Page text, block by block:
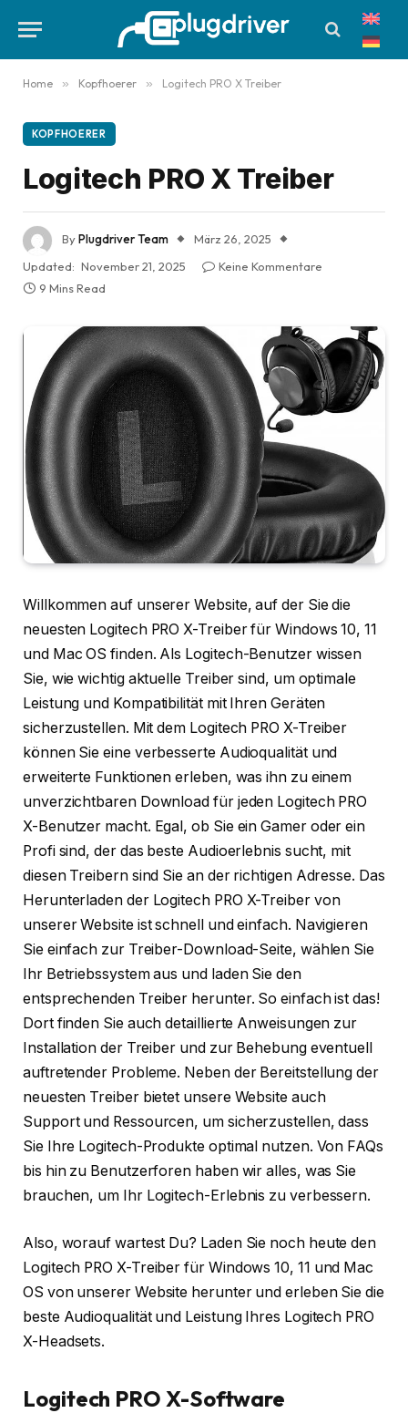
Home » Kopfhoerer » Logitech PRO X Treiber
KOPFHOERER
Logitech PRO X Treiber
ByPlugdriver Team
März 26, 2025
Updated: November 21, 2025
Keine Kommentare
9 Mins Read
Willkommen auf unserer Website, auf der Sie die
neuesten Logitech PRO X-Treiber für Windows 10, 11
und Mac OS finden. Als Logitech-Benutzer wissen
Sie, wie wichtig aktuelle Treiber sind, um optimale
Leistung und Kompatibilität mit Ihren Geräten
sicherzustellen. Mit dem Logitech PRO X-Treiber
können Sie eine verbesserte Audioqualität und
erweiterte Funktionen erleben, was ihn zu einem
unverzichtbaren Download für jeden Logitech PRO
X-Benutzer macht. Egal, ob Sie ein Gamer oder ein
Profi sind, der das beste Audioerlebnis sucht, mit
diesen Treibern sind Sie an der richtigen Adresse. Das
Herunterladen der Logitech PRO X-Treiber von
unserer Website ist schnell und einfach. Navigieren
Sie einfach zur Treiber-Download-Seite, wählen Sie
Ihr Betriebssystem aus und laden Sie den
entsprechenden Treiber herunter. So einfach ist das!
Dort finden Sie auch detaillierte Anweisungen zur
Installation der Treiber und zur Behebung eventuell
auftretender Probleme. Neben der Bereitstellung der
neuesten Treiber bietet unsere Website auch
Support und Ressourcen, um sicherzustellen, dass
Sie Ihre Logitech-Produkte optimal nutzen. Von FAQs
bis hin zu Benutzerforen haben wir alles, was Sie
brauchen, um Ihr Logitech-Erlebnis zu verbessern.
Also, worauf wartest Du? Laden Sie noch heute den
Logitech PRO X-Treiber für Windows 10, 11 und Mac
OS von unserer Website herunter und erleben Sie die
beste Audioqualität und Leistung Ihres Logitech PRO
X-Headsets.
Logitech PRO X-Software